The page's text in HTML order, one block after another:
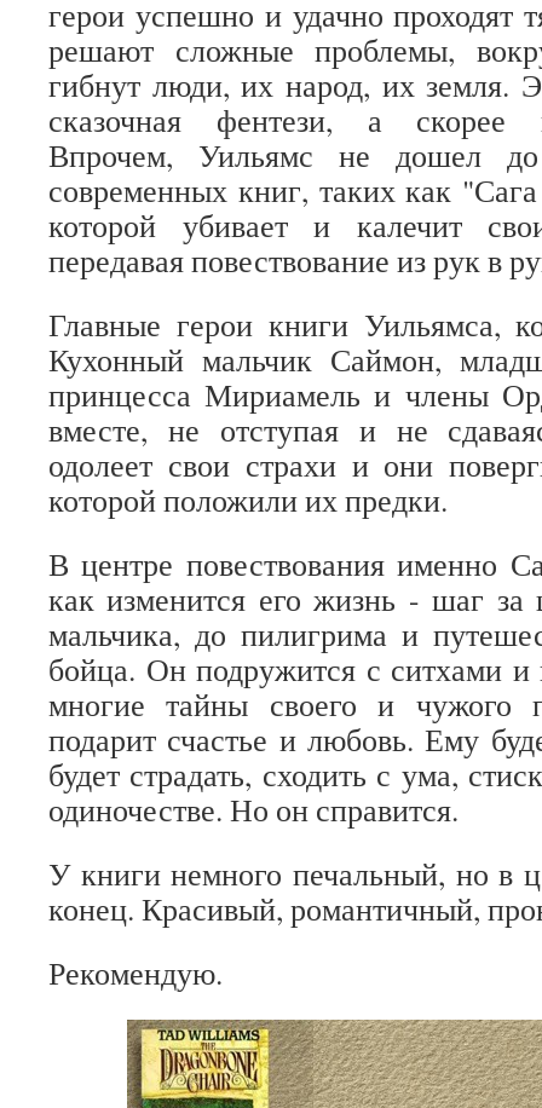
герои успешно и удачно проходят
решают сложные проблемы,
гибнут люди, их народ, их земля.
сказочная фентези, а скорее
Впрочем, Уильямс не дошел до
современных книг, таких как
которой убивает и калечит
передавая повествование из рук в
Главные герои книги Уильямса,
Кухонный мальчик Саймон,
принцесса Мириамель и члены
вместе, не отступая и не
одолеет свои страхи и они
которой положили их предки.
В центре повествования именно
как изменится его жизнь - шаг за
мальчика, до пилигрима и
бойца. Он подружится с ситхами и
многие тайны своего и чужого
подарит счастье и любовь. Ему
будет страдать, сходить с ума,
одиночестве. Но он справится.
У книги немного печальный, но в
конец. Красивый, романтичный,
Рекомендую.